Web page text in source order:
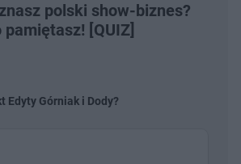
polski show-biznes?
pamiętasz! [QUIZ]
Edyty Górniak i Dody?